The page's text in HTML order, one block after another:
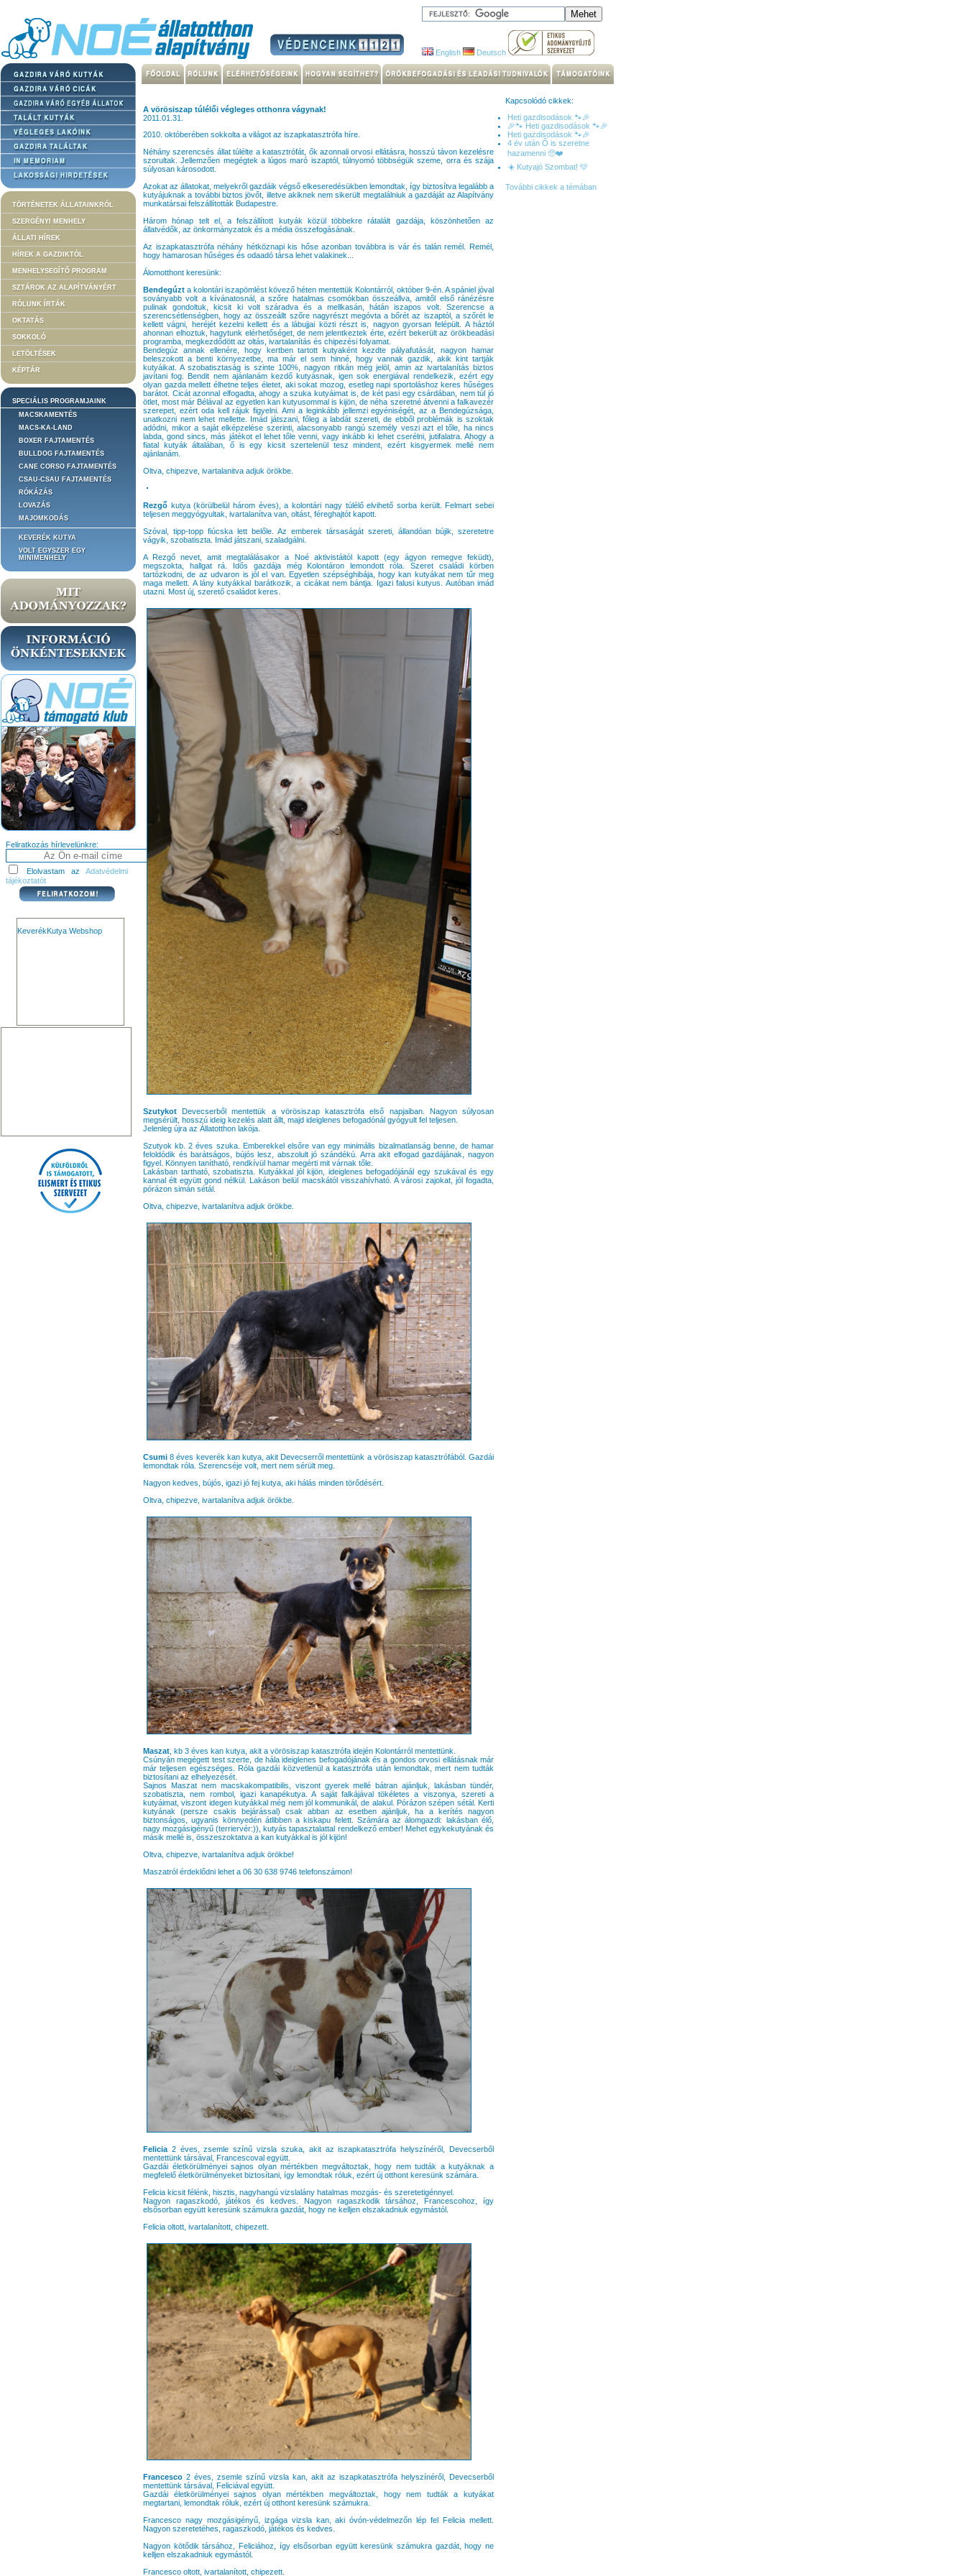
English Deutsch
TÖRTÉNETEK ÁLLATAINKRÓL
SZERGÉNYI MENHELY
ÁLLATI HÍREK
HÍREK A GAZDIKTÓL
MENHELYSEGÍTŐ PROGRAM
SZTÁROK AZ ALAPÍTVÁNYÉRT
RÓLUNK ÍRTÁK
OKTATÁS
SOKKOLÓ
LETÖLTÉSEK
KÉPTÁR
SPECIÁLIS PROGRAMJAINK
MACSKAMENTÉS
MACS-KA-LAND
BOXER FAJTAMENTÉS
BULLDOG FAJTAMENTÉS
CANE CORSO FAJTAMENTÉS
CSAU-CSAU FAJTAMENTÉS
RÓKÁZÁS
LOVAZÁS
MAJOMKODÁS
KEVERÉK KUTYA
VOLT EGYSZER EGY
MINIMENHELY
Feliratkozás hírlevelünkre:
Elolvastam az Adatvédelmi
tájékoztatót
KeverékKutya Webshop
A vörösiszap túlélői végleges otthonra vágynak!
2011.01.31.
2010. októberében sokkolta a világot az iszapkatasztrófa híre.
Néhány szerencsés állat túlélte a katasztrófát, ők azonnali orvosi ellátásra, hosszú távon kezelésre
szorultak. Jellemzően megégtek a lúgos maró iszaptól, túlnyomó többségük szeme, orra és szája
súlyosan károsodott.
Azokat az állatokat, melyekről gazdáik végső elkeseredésükben lemondtak, így biztosítva legalább a
kutyájuknak a további biztos jövőt, illetve akiknek nem sikerült megtalálniuk a gazdáját az Alapítvány
munkatársai felszállították Budapestre.
Három hónap telt el, a felszállított kutyák közül többekre rátalált gazdája, köszönhetően az
állatvédők, az önkormányzatok és a média összefogásának.
Az iszapkatasztrófa néhány hétköznapi kis hőse azonban továbbra is vár és talán remél. Remél,
hogy hamarosan hűséges és odaadó társa lehet valakinek...
Álomotthont keresünk:
Bendegúzt a kolontári iszapömlést kövező héten mentettük Kolontárról, október 9-én. A spániel jóval
soványabb volt a kívánatosnál, a szőre hatalmas csomókban összeállva, amitől első ránézésre
pulinak gondoltuk, kicsit ki volt száradva és a mellkasán, hátán iszapos volt. Szerencse a
szerencsétlenségben, hogy az összeállt szőre nagyrészt megóvta a bőrét az iszaptól, a szőrét le
kellett vágni, heréjét kezelni kellett és a lábujjai közti részt is, nagyon gyorsan felépült. A háztól
ahonnan elhoztuk, hagytunk elérhetőséget, de nem jelentkeztek érte, ezért bekerült az örökbeadási
programba, megkezdődött az oltás, ivartalanítás és chipezési folyamat.
Bendegúz annak ellenére, hogy kertben tartott kutyaként kezdte pályafutását, nagyon hamar
beleszokott a benti környezetbe, ma már el sem hinné, hogy vannak gazdik, akik kint tartják
kutyáikat. A szobatisztaság is szinte 100%, nagyon ritkán még jelöl, amin az ivartalanítás biztos
javítani fog. Bendit nem ajánlanám kezdő kutyásnak, igen sok energiával rendelkezik, ezért egy
olyan gazda mellett élhetne teljes életet, aki sokat mozog, esetleg napi sportoláshoz keres hűséges
barátot. Cicát azonnal elfogadta, ahogy a szuka kutyáimat is, de két pasi egy csárdában, nem túl jó
ötlet, most már Bélával az egyetlen kan kutyusommal is kijön, de néha szeretné átvenni a falkavezér
szerepet, ezért oda kell rájuk figyelni. Ami a leginkább jellemzi egyéniségét, az a Bendegúzsága,
unatkozni nem lehet mellette. Imád játszani, főleg a labdát szereti, de ebből problémák is szoktak
adódni, mikor a saját elképzelése szerinti, alacsonyabb rangú személy veszi azt el tőle, ha nincs
labda, gond sincs, más játékot el lehet tőle venni, vagy inkább ki lehet cserélni, jutifalatra. Ahogy a
fiatal kutyák általában, ő is egy kicsit szertelenül tesz mindent, ezért kisgyermek mellé nem
ajánlanám.
Oltva, chipezve, ivartalanitva adjuk örökbe.
Rezgő kutya (körülbelül három éves), a kolontári nagy túlélő elvihető sorba került. Felmart sebei
teljesen meggyógyultak, ivartalanítva van, oltást, féreghajtót kapott.
Szóval, tipp-topp fiúcska lett belőle. Az emberek társaságát szereti, állandóan bújik, szeretetre
vágyik, szobatiszta. Imád játszani, szaladgálni.
A Rezgő nevet, amit megtalálásakor a Noé aktivistáitól kapott (egy ágyon remegve feküdt),
megszokta, hallgat rá. Idős gazdája még Kolontáron lemondott róla. Szeret családi körben
tartózkodni, de az udvaron is jól el van. Egyetlen szépséghibája, hogy kan kutyákat nem tűr meg
maga mellett. A lány kutyákkal barátkozik, a cicákat nem bántja. Igazi falusi kutyus. Autóban imád
utazni. Most új, szerető családot keres.
SzutykotDevecserből mentettük a vörösiszap katasztrófa első napjaiban. Nagyon súlyosan
megsérült, hosszú ideig kezelés alatt állt, majd ideiglenes befogadónál gyógyult fel teljesen.
Jelenleg újra az Állatotthon lakója.
Szutyok kb. 2 éves szuka. Emberekkel elsőre van egy minimális bizalmatlanság benne, de hamar
feloldódik és barátságos, bújós lesz, abszolult jó szándékú. Arra akit elfogad gazdájának, nagyon
figyel. Könnyen tanítható, rendkívül hamar megérti mit várnak tőle.
Lakásban tartható, szobatiszta. Kutyákkal jól kijön, ideiglenes befogadójánál egy szukával és egy
kannal élt együtt gond nélkül. Lakáson belül macskától visszahívható. A városi zajokat, jól fogadta,
pórázon simán sétál.
Oltva, chipezve, ivartalanítva adjuk örökbe.
Csumi8 éves keverék kan kutya, akit Devecserről mentettünk a vörösiszap katasztrófából. Gazdái
lemondtak róla. Szerencséje volt, mert nem sérült meg.
Nagyon kedves, bújós, igazi jó fej kutya, aki hálás minden törődésért.
Oltva, chipezve, ivartalanítva adjuk örökbe.
Maszat , kb 3 éves kan kutya, akit a vörösiszap katasztrófa idején Kolontárról mentettünk.
Csúnyán megégett test szerte, de hála ideiglenes befogadójának és a gondos orvosi ellátásnak már
már teljesen egészséges. Róla gazdái közvetlenül a katasztrófa után lemondtak, mert nem tudták
biztosítani az elhelyezését.
Sajnos Maszat nem macskakompatibilis, viszont gyerek mellé bátran ajánljuk, lakásban tündér,
szobatiszta, nem rombol, igazi kanapékutya. A saját falkájával tökéletes a viszonya, szereti a
kutyáimat, viszont idegen kutyákkal még nem jól kommunikál, de alakul. Pórázon szépen sétál. Kerti
kutyának (persze csakis bejárással) csak abban az esetben ajánljuk, ha a kerítés nagyon
biztonságos, ugyanis könnyedén átlibben a kiskapu felett. Számára az álomgazdi: lakásban élő,
nagy mozgásigényű (terriervér:)), kutyás tapasztalattal rendelkező ember! Mehet egykekutyának és
másik mellé is, összeszoktatva a kan kutyákkal is jól kijön!
Oltva, chipezve, ivartalanítva adjuk örökbe!
Maszatról érdeklődni lehet a 06 30 638 9746 telefonszámon!
Felicia 2 éves, zsemle színű vizsla szuka, akit az iszapkatasztrófa helyszínéről, Devecserből
mentettünk társával, Francescoval együtt.
Gazdái életkörülményei sajnos olyan mértékben megváltoztak, hogy nem tudták a kutyáknak a
megfelelő életkörülményeket biztosítani, így lemondtak róluk, ezért új otthont keresünk számára.
Felicia kicsit félénk, hisztis, nagyhangú vizslalány hatalmas mozgás- és szeretetigénnyel.
Nagyon ragaszkodó, játékos és kedves. Nagyon ragaszkodik társához, Francescohoz, így
elsősorban együtt keresünk számukra gazdát, hogy ne kelljen elszakadniuk egymástól.
Felicia oltott, ivartalanított, chipezett.
Francesco 2 éves, zsemle színű vizsla kan, akit az iszapkatasztrófa helyszínéről, Devecserből
mentettünk társával, Feliciával együtt.
Gazdái életkörülményei sajnos olyan mértékben megváltoztak, hogy nem tudták a kutyákat
megtartani, lemondtak róluk, ezért új otthont keresünk számukra.
Francesco nagy mozgásigényű, izgága vizsla kan, aki óvón-védelmezőn lép fel Felicia mellett.
Nagyon szeretetéhes, ragaszkodó, játékos és kedves.
Nagyon kötődik társához, Feliciához, így elsősorban együtt keresünk számukra gazdát, hogy ne
kelljen elszakadniuk egymástól.
Francesco oltott, ivartalanított, chipezett.
Kapcsolódó cikkek:
Heti gazdisodások 🐾🎉
🎉🐾 Heti gazdisodások 🐾🎉
Heti gazdisodások 🐾🎉
4 év után Ő is szeretne
hazamenni 🥺❤️
☀️ Kutyajó Szombat! 🩵
További cikkek a témában